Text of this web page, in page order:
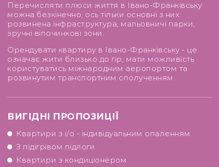
Перечисляти плюси життя в Івано-Франківську
можна безкінечно, ось тільки основні з них:
розвинена інфраструктура, мальовничі парки,
зручні віпочинкові зони.
Орендувати квартиру в Івано-Франківську - це
означає жити близько до гір, мати можливість
користуватись міжнародним аеропортом та
розвинутим транспортним сполученням.
ВИГІДНІ ПРОПОЗИЦІЇ
Квартири з і/о - індивідуальним опаленням
З підігрівом підлоги
Квартири з кондиціонером